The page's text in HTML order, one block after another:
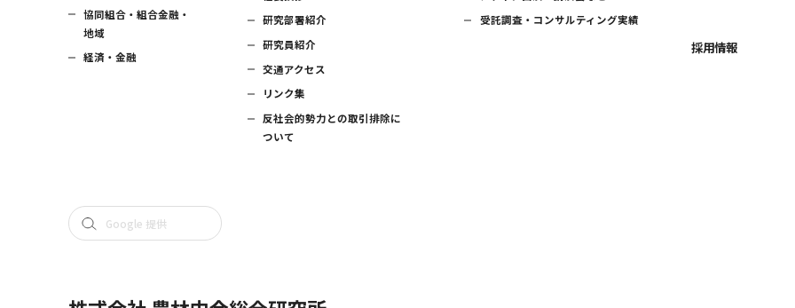
協同組合・組合金融・
地域
経済・金融
研究部署紹介
研究員紹介
交通アクセス
リンク集
反社会的勢力との取引排除に
ついて
受託調査・コンサルティング実績
採用情報